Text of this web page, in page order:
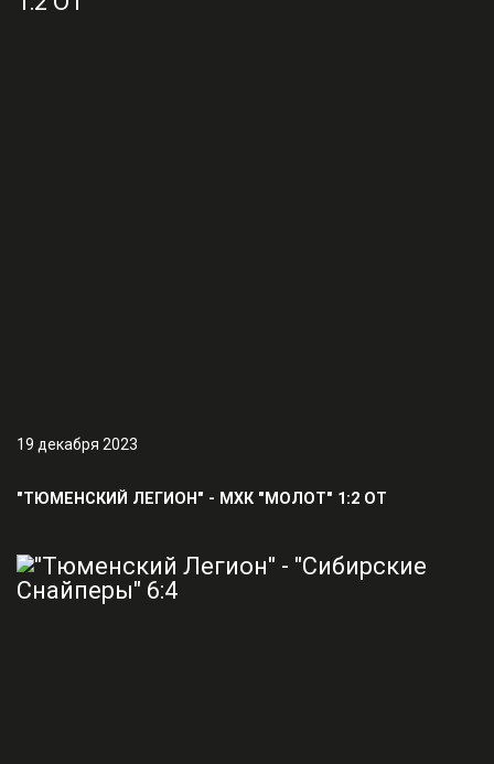
19 декабря 2023
"ТЮМЕНСКИЙ ЛЕГИОН" - МХК "МОЛОТ" 1:2 ОТ